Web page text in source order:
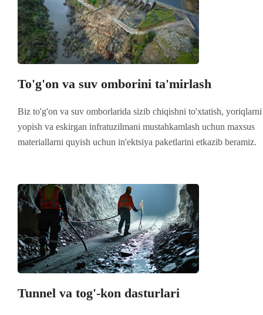
To'g'on va suv omborini ta'mirlash
Biz to'g'on va suv omborlarida sizib chiqishni to'xtatish, yoriqlarni
yopish va eskirgan infratuzilmani mustahkamlash uchun maxsus
materiallarni quyish uchun in'ektsiya paketlarini etkazib beramiz.
Tunnel va tog'-kon dasturlari